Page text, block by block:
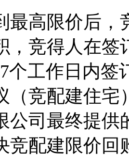
最高限价后
，竞得人在签
个工作日内签
（竞配建住宅
公司最终提
竞配建限价